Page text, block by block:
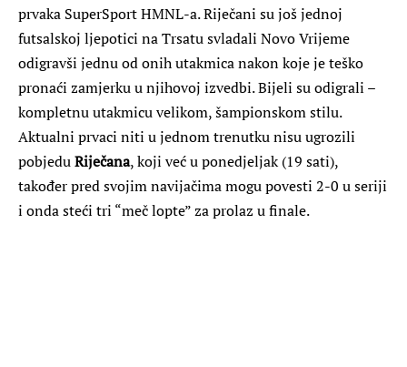
prvaka SuperSport HMNL-a. Riječani su još jednoj
futsalskoj ljepotici na Trsatu svladali Novo Vrijeme
odigravši jednu od onih utakmica nakon koje je teško
pronaći zamjerku u njihovoj izvedbi. Bijeli su odigrali –
kompletnu utakmicu velikom, šampionskom stilu.
Aktualni prvaci niti u jednom trenutku nisu ugrozili
pobjeduRiječana, koji već u ponedjeljak (19 sati),
također pred svojim navijačima mogu povesti 2-0 u seriji
i onda steći tri “meč lopte” za prolaz u finale.